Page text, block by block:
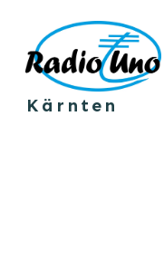
Kä R nten